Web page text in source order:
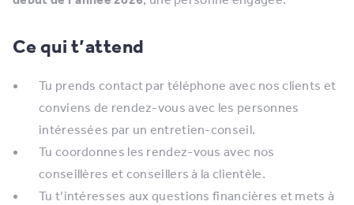
Ce qui t’attend
Tu prends contact par téléphone avec nos clients et
conviens de rendez-vous avec les personnes
intéressées par un entretien-conseil.
Tu coordonnes les rendez-vous avec nos
conseillères et conseillers à la clientèle.
Tu t’intéresses aux questions financières et mets à